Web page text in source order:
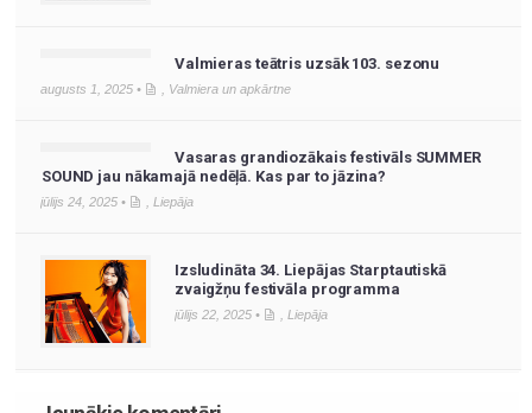
Valmieras teātris uzsāk 103. sezonu
augusts 1, 2025 • Valmiera un apkārtne
Vasaras grandiozākais festivāls SUMMER
SOUND jau nākamajā nedēļā. Kas par to jāzina?
jūlijs 24, 2025 • Liepāja
Izsludināta 34. Liepājas Starptautiskā
zvaigžņu festivāla programma
jūlijs 22, 2025 • Liepāja